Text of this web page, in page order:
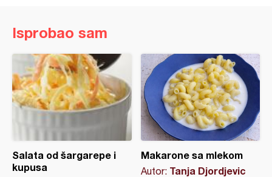
Isprobao sam
Salata od šargarepe i
kupusa
Makarone sa mlekom
Autor: Tanja Djordjevic